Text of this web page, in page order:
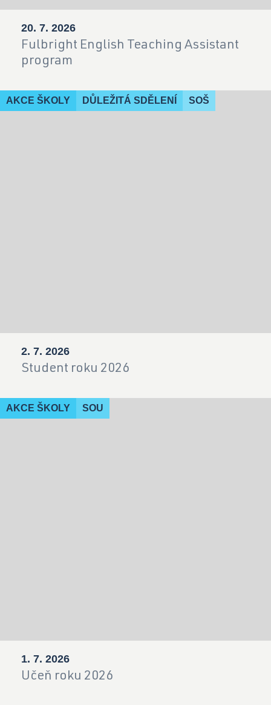
20. 7. 2026
Fulbright English Teaching Assistant
program
AKCE ŠKOLY DŮLEŽITÁ SDĚLENÍ SOŠ
2. 7. 2026
Student roku 2026
AKCE ŠKOLY SOU
1. 7. 2026
Učeň roku 2026